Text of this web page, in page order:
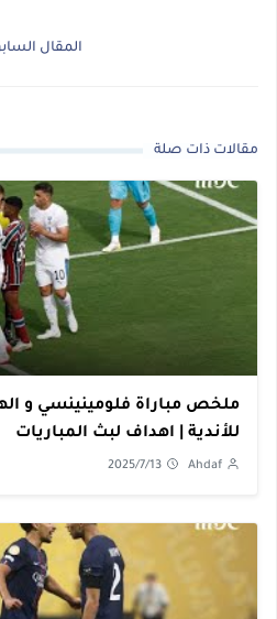
المقال
مقالات ذات صلة
للأندية | اهداف لبث المباريات
Ahdaf
2025/7/13